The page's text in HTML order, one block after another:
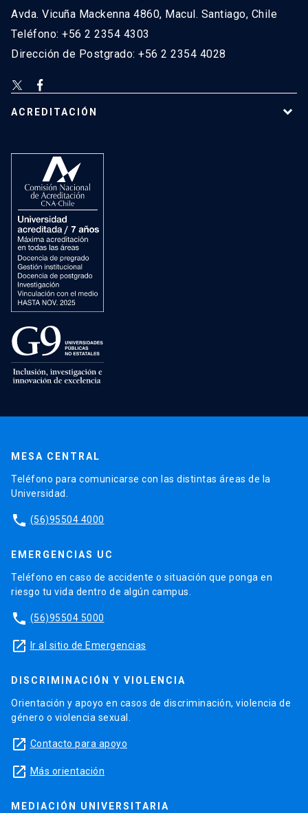
Avda. Vicuña Mackenna 4860, Macul. Santiago, Chile
Teléfono: +56 2 2354 4303
Dirección de Postgrado: +56 2 2354 4028
ACREDITACIÓN
MESA CENTRAL
Teléfono para comunicarse con las distintas áreas de la
Universidad.
phone (56)95504 4000
EMERGENCIAS UC
Teléfono en caso de accidente o situación que ponga en
riesgo tu vida dentro de algún campus.
phone (56)95504 5000
launch Ir al sitio de Emergencias
DISCRIMINACIÓN Y VIOLENCIA
Orientación y apoyo en casos de discriminación, violencia de
género o violencia sexual.
launch Contacto para apoyo
launch Más orientación
MEDIACIÓN UNIVERSITARIA